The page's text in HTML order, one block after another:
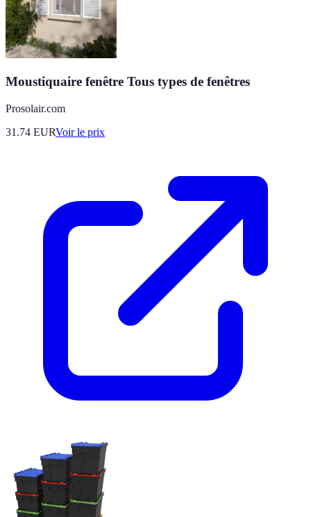
Moustiquaire fenêtre Tous types de fenêtres
Prosolair.com
31.74 EURVoir le prix